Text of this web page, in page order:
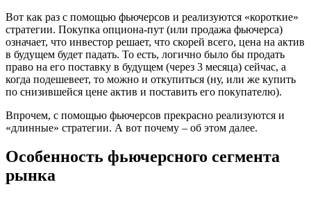
Вот как раз с помощью фьючерсов и реализуются «короткие»
стратегии. Покупка опциона-пут (или продажа фьючерса)
означает, что инвестор решает, что скорей всего, цена на актив
в будущем будет падать. То есть, логично было бы продать
право на его поставку в будущем (через 3 месяца) сейчас, а
когда подешевеет, то можно и откупиться (ну, или же купить
по снизившейся цене актив и поставить его покупателю).
Впрочем, с помощью фьючерсов прекрасно реализуются и
«длинные» стратегии. А вот почему – об этом далее.
Особенность фьючерсного сегмента
рынка